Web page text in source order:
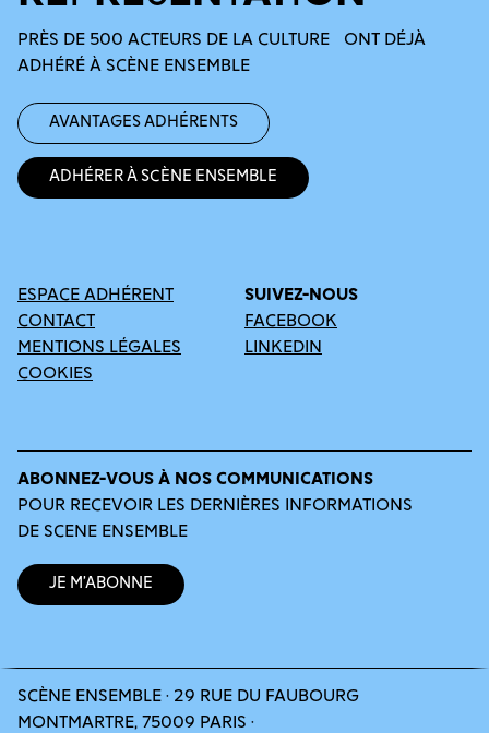
PRÈS DE 500 ACTEURS DE LA CULTURE ONT DÉJÀ
ADHÉRÉ À SCÈNE ENSEMBLE
Avantages adhérents
Adhérer à Scène Ensemble
ESPACE ADHÉRENT
CONTACT
MENTIONS LÉGALES
COOKIES
SUIVEZ-NOUS
FACEBOOK
LINKEDIN
ABONNEZ-VOUS À NOS COMMUNICATIONS
POUR RECEVOIR LES DERNIÈRES INFORMATIONS
DE SCENE ENSEMBLE
Je m’abonne
SCÈNE ENSEMBLE · 29 RUE DU FAUBOURG
MONTMARTRE, 75009 PARIS ·